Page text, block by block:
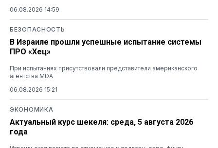
06.08.2026 14:59
БЕЗОПАСНОСТЬ
В Израиле прошли успешные испытание системы
ПРО «Хец»
При испытаниях присутствовали представители американского
агентства MDA
06.08.2026 15:21
ЭКОНОМИКА
Актуальный курс шекеля: среда, 5 августа 2026
года